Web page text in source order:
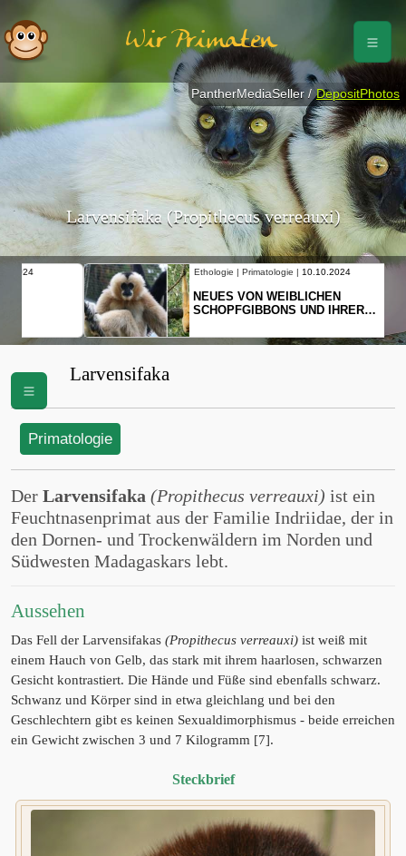
Wir Primaten
Larvensifaka (Propithecus verreauxi)
Ethologie | Primatologie | 10.10.2024
NEUES VON WEIBLICHEN
SCHOPFGIBBONS UND IHRER
BEWEGUNGSMUSTER
PantherMediaSeller / DepositPhotos
Larvensifaka
Primatologie
Der Larvensifaka (Propithecus verreauxi) ist ein
Feuchtnasenprimat aus der Familie Indriidae, der in
den Dornen- und Trockenwäldern im Norden und
Südwesten Madagaskars lebt.
Aussehen
Das Fell der Larvensifakas (Propithecus verreauxi) ist weiß mit
einem Hauch von Gelb, das stark mit ihrem haarlosen, schwarzen
Gesicht kontrastiert. Die Hände und Füße sind ebenfalls schwarz.
Schwanz und Körper sind in etwa gleichlang und bei den
Geschlechtern gibt es keinen Sexualdimorphismus - beide erreichen
ein Gewicht zwischen 3 und 7 Kilogramm [7].
Steckbrief